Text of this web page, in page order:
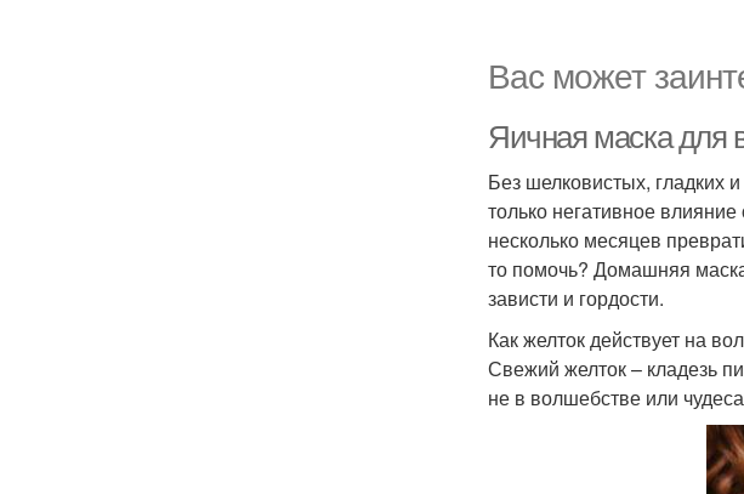
Вас может
Яичная маска для
Без шелковистых, гладких
только негативное
несколько месяцев
то помочь? Домашняя
зависти и гордости.
Как желток действует на
Свежий желток – кладезь
не в волшебстве или